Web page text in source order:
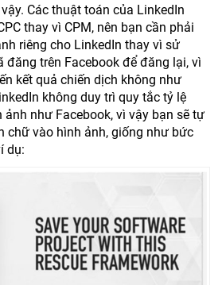
Các thuật toán của LinkedIn
thay vì CPM, nên bạn cần phải
riêng cho LinkedIn thay vì sử
đăng trên Facebook để đăng lại, vì
kết quả chiến dịch không như
không duy trì quy tắc tỷ lệ
ảnh như Facebook, vì vậy bạn sẽ tự
chữ vào hình ảnh, giống như bức
dụ: